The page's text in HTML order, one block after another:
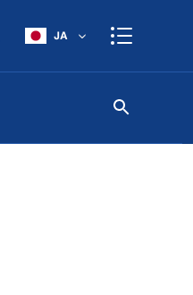
JA